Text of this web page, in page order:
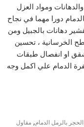
والدهانات ومواد العزل
دورا مهما في نجاح
دهانات بالجبيل ومن
الخرسانية ، تحسين
او انفصال طبقات
الدمام علي اكمل وجه
بالرمل الدمام,مقاول